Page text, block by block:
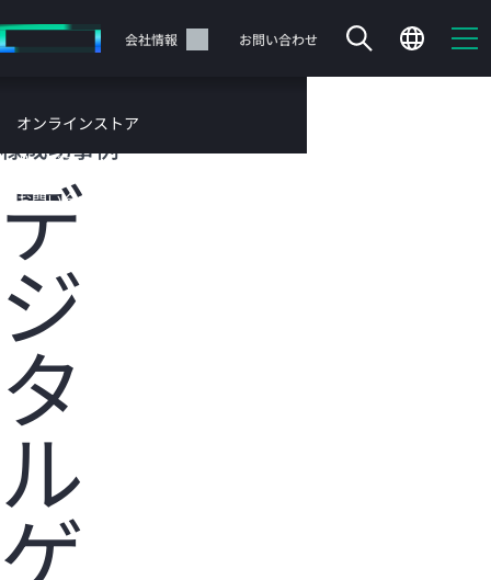
イ
テ
に
ッ
会社情報 お問い合わせ
オンラインストア
サービス
お問い合わせ
HPEのお客
様成功事例
デ
ジ
タ
ル
ゲ